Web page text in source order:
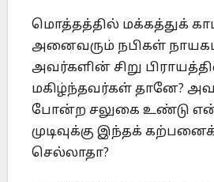
மொத்தத்தில் மக்கத்துக்
அனைவரும் நபிகள்
அவர்களின் சிறு
மகிழ்ந்தவர்கள் தானே?
போன்ற சலுகை உண்டு
முடிவுக்கு இந்தக்
செல்லாதா?